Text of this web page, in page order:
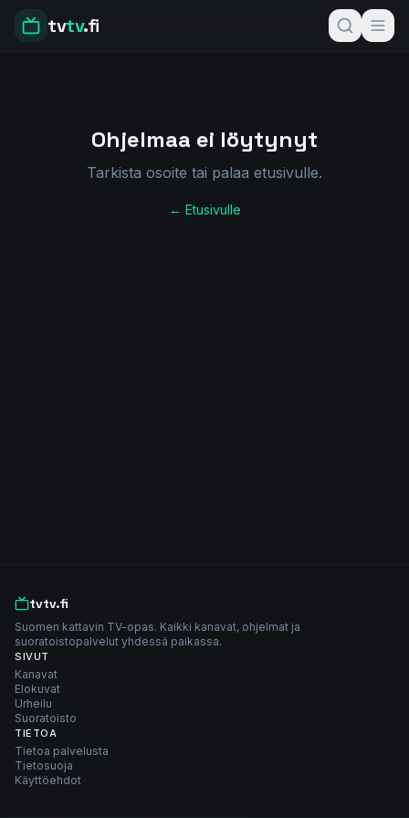
tvtv.fi
Ohjelmaa ei löytynyt
Tarkista osoite tai palaa etusivulle.
← Etusivulle
tvtv.fi
Suomen kattavin TV-opas. Kaikki kanavat, ohjelmat ja
suoratoistopalvelut yhdessä paikassa.
SIVUT
Kanavat
Elokuvat
Urheilu
Suoratoisto
TIETOA
Tietoa palvelusta
Tietosuoja
Käyttöehdot